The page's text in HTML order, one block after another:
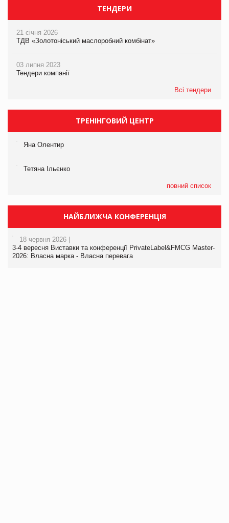
ТЕНДЕРИ
21 січня 2026
ТДВ «Золотоніський маслоробний комбінат»
03 липня 2023
Тендери компанії
Всі тендери
ТРЕНІНГОВИЙ ЦЕНТР
Яна Олентир
Тетяна Ільєнко
повний список
НАЙБЛИЖЧА КОНФЕРЕНЦІЯ
18 червня 2026 |
3-4 вересня Виставки та конференції PrivateLabel&FMCG Master-
2026: Власна марка - Власна перевага